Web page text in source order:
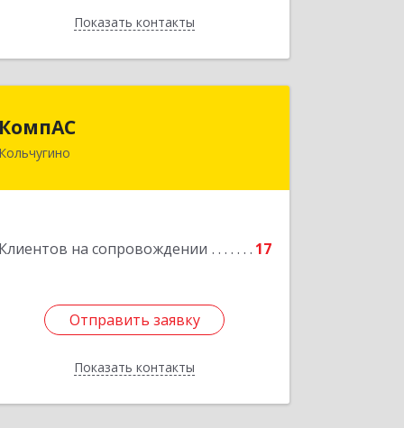
Показать контакты
Назад
КомпАС
Кольчугино
Клиентов на сопровождении 17
Отправить заявку
Показать контакты
601782, Владимирская область,
Отправить заявку
Назад